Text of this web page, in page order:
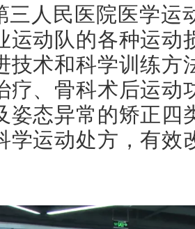
三人民医院医学运
运动队的各种运动
技术和科学训练方
疗、骨科术后运
姿态异常的矫正四
学运动处方，有效